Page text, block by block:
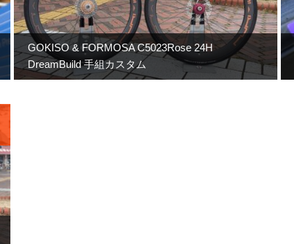
GOKISO & FORMOSA C5023Rose 24H
DreamBuild 手組カスタム